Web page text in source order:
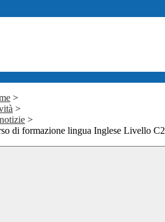
>
>
>
di formazione lingua Inglese Livello C2